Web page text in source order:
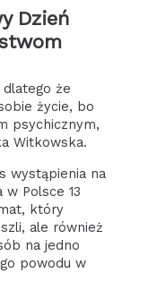
Dzień
dlatego że
życie, bo
psychicznym,
Witkowska.
wystąpienia na
w Polsce 13
który
ale również
na jedno
powodu w